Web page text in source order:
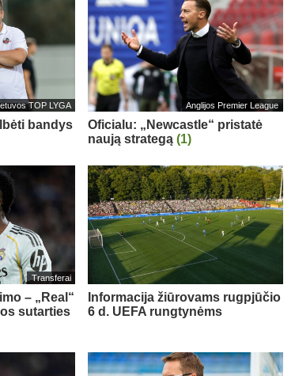
TOP LYGA
bandys
Anglijos Premier League
Oficialu: „Newcastle“ pristatė
naują strategą(1)
Transferai
– „Real“
sutarties
Informacija žiūrovams rugpjūčio
6 d. UEFA rungtynėms